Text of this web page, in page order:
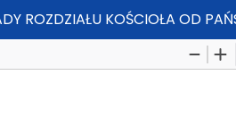
ROZDZIAŁU KOŚCIOŁA OD